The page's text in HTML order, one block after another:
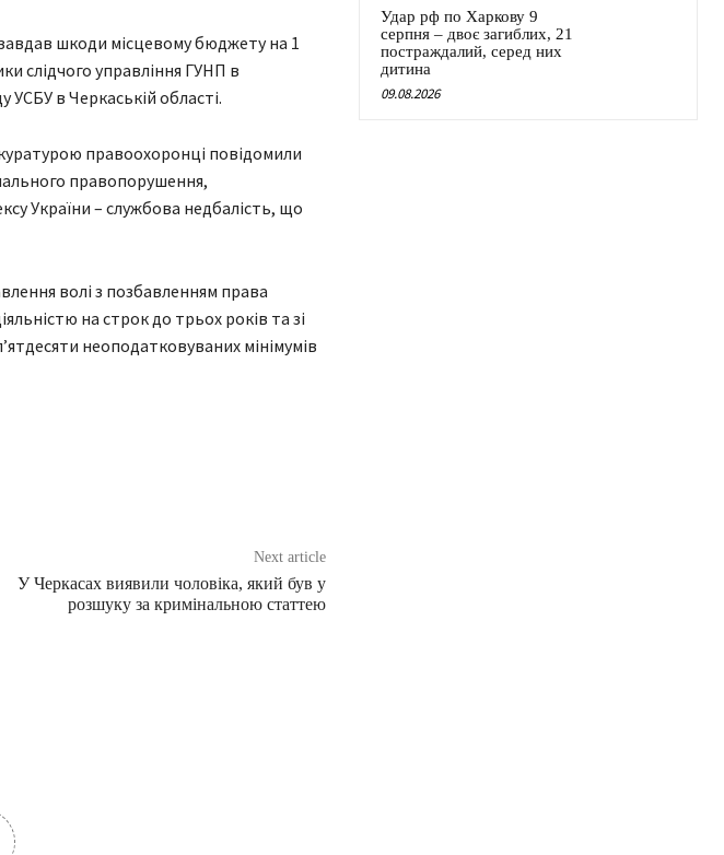
шкоди місцевому бюджету на 1
слідчого управління ГУНП в
УСБУ в Черкаській області.
правоохоронці повідомили
правопорушення,
України – службова недбалість, що
волі з позбавленням права
на строк до трьох років та зі
неоподатковуваних мінімумів
Next article
У Черкасах виявили чоловіка, який був у
розшуку за кримінальною статтею
Удар рф по Харкову 9
серпня – двоє загиблих, 21
постраждалий, серед них
дитина
09.08.2026